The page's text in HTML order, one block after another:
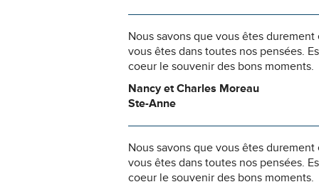
Nous savons que vous êtes
vous êtes dans toutes nos pensées.
coeur le souvenir des bons moments.
Nancy et Charles Moreau
Ste-Anne
Nous savons que vous êtes
vous êtes dans toutes nos pensées.
coeur le souvenir des bons moments.